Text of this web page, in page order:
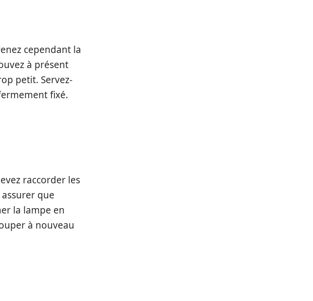
cependant la
à présent
petit. Servez-
fixé.
raccorder les
que
la lampe en
à nouveau